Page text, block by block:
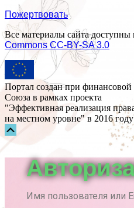
Пожертвовать
Все материалы сайта доступны
Commons СС-BY-SA 3.0
Портал создан при
Союза в рамках проекта
"Эффективная реализация
на местном уровне" в 2016 году
Имя пользователя или